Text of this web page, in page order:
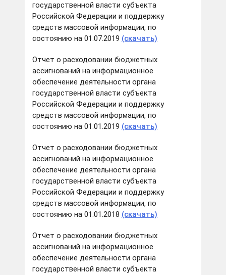
государственной власти субъекта
Российской Федерации и поддержку
средств массовой информации, по
состоянию на 01.07.2019 (скачать)
Отчет о расходовании бюджетных
ассигнований на информационное
обеспечение деятельности органа
государственной власти субъекта
Российской Федерации и поддержку
средств массовой информации, по
состоянию на 01.01.2019 (скачать)
Отчет о расходовании бюджетных
ассигнований на информационное
обеспечение деятельности органа
государственной власти субъекта
Российской Федерации и поддержку
средств массовой информации, по
состоянию на 01.01.2018 (скачать)
Отчет о расходовании бюджетных
ассигнований на информационное
обеспечение деятельности органа
государственной власти субъекта